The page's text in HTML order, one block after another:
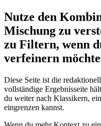
Nutze den
Mischung zu
zu Filtern, wenn
verfeinern
Diese Seite ist die
vollständige Ergebnisseite
du weiter nach Klassikern,
eingrenzen kannst.